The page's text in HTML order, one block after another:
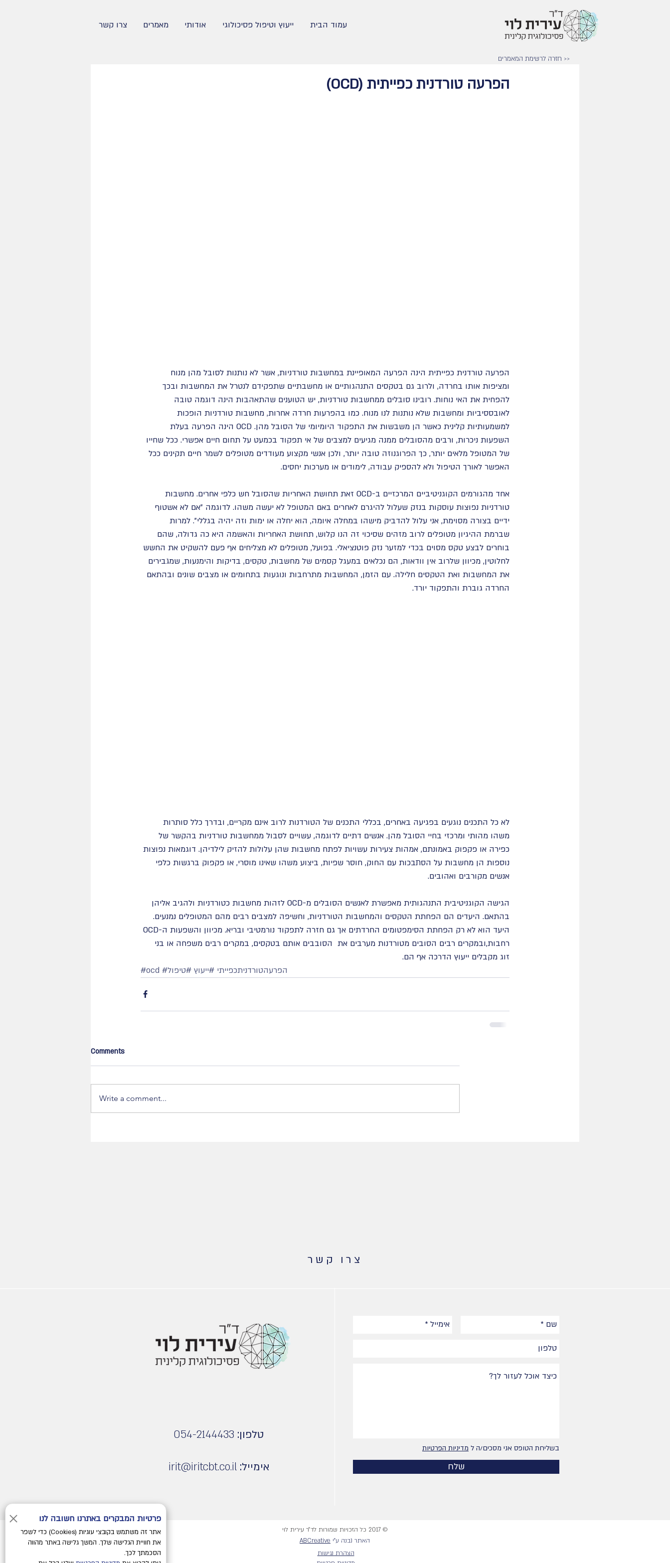
עמוד הבית ייעוץ וטיפול פסיכולוגי אודותי מאמרים צרו קשר
<< חזרה לרשימת המאמרים
הפרעה טורדנית כפייתית (OCD)
הפרעה טורדנית כפייתית הינה הפרעה המאופיינת במחשבות טורדניות, אשר לא נותנות לסובל מהן מנוח
ומציפות אותו בחרדה, ולרוב גם בטקסים התנהגותיים או מחשבתיים שתפקידם לנטרל את המחשבות ובכך
להפחית את האי נוחות. רובינו סובלים ממחשבות טורדניות, יש הטוענים שהתאהבות הינה דוגמה טובה
לאובססיביות ומחשבות שלא נותנות לנו מנוח. כמו בהפרעות חרדה אחרות, מחשבות טורדניות הופכות
למשמעותיות קלינית כאשר הן משבשות את התפקוד היומיומי של הסובל מהן. OCD הינה הפרעה בעלת
השפעות ניכרות, ורבים מהסובלים ממנה מגיעים למצבים של אי תפקוד בכמעט על תחום חיים אפשרי. ככל שחייו
של המטופל מלאים יותר, כך הפרוגנוזה טובה יותר, ולכן אנשי מקצוע מעודדים מטופלים לשמר חיים תקינים ככל
האפשר לאורך הטיפול ולא להספיק עבודה, לימודים או מערכות יחסים.
אחד מהגורמים הקוגניטיביים המרכזיים ב-OCD זאת תחושת האחריות שהסובל חש כלפי אחרים. מחשבות
טורדניות נפוצות עוסקות בנזק שעלול להיגרם לאחרים באם המטופל לא יעשה משהו. לדוגמה "אם לא אשטוף
ידיים בצורה מסוימת, אני עלול להדביק מישהו במחלה איומה, הוא יחלה או ימות וזה יהיה בגללי". למרות
שברמת ההיגיון מטופלים לרוב מזהים שסיכוי זה הנו קלוש, תחושת האחריות והאשמה היא כה גדולה, שהם
בוחרים לבצע טקס מסוים בכדי למזער נזק פוטנציאלי. בפועל, מטופלים לא מצליחים אף פעם להשקיט את החשש
לחלוטין, מכיוון שלרוב אין וודאות, הם נכלאים במעגל קסמים של מחשבות, טקסים, בדיקות והימנעות, שמגבירים
את המחשבות ואת הטקסים חלילה. עם הזמן, המחשבות מתרחבות ונוגעות בתחומים או מצבים שונים ובהתאם
החרדה גוברת והתפקוד יורד.
לא כל התכנים נוגעים בפגיעה באחרים, בכללי התכנים של הטורדנות לרוב אינם מקריים, ובדרך כלל סותרות
משהו מהותי ומרכזי בחיי הסובל מהן. אנשים דתיים לדוגמה, עשויים לסבול ממחשבות טורדניות בהקשר של
כפירה או פקפוק באמונתם, אמהות צעירות עשויות לפתח מחשבות שהן עלולות להזיק לילדיהן. דוגמאות נפוצות
נוספות הן מחשבות על הסתבכות עם החוק, חוסר שפיות, ביצוע משהו שאינו מוסרי, או פקפוק ברגשות כלפי
אנשים מקורבים ואהובים.
הגישה הקוגניטיבית התנהגותית מאפשרת לאנשים הסובלים מ-OCD לזהות מחשבות כטורדניות ולהגיב אליהן
בהתאם. היעדים הם הפחתת הטקסים והמחשבות הטורדניות, וחשיפה למצבים רבים מהם המטופלים נמנעים.
רחבות,ובמקרים רבים הסובים מטורדנות מערבים את  הסובבים אותם בטקסים, במקרים רבים משפחה או בני
זוג מקבלים ייעוץ הדרכה אף הם.
#ocd
#הפרעהטורדניתכפייתי #ייעוץ #טיפול
Comments
Write a comment...
צרו קשר
טלפון: 054-2144433
אימייל:irit@iritcbt.co.il
בשליחת הטופס אני מסכים/ה ל מדיניות הפרטיות
שלח
© 2017 כל הזכויות שמורות לד״ר עירית לוי
האתר נבנה ע״י ABCreative
הצהרת נגישות
פרטיות המבקרים באתרנו חשובה לנו
אתר זה משתמש בקובצי עוגיות (Cookies) כדי לשפר
את חוויית הגלישה שלך. המשך גלישה באתר מהווה
הסכמתך לכך.